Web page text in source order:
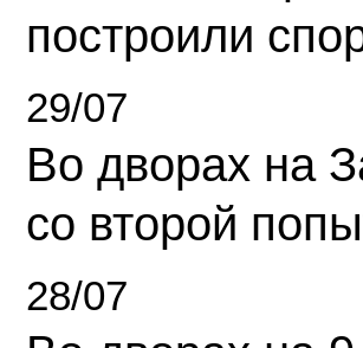
построили
29/07
Во дворах на
со второй
28/07